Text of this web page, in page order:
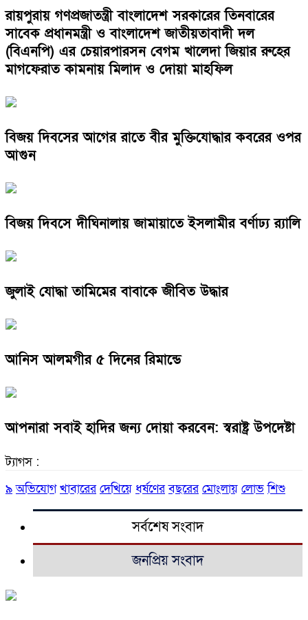
রায়পুরায় গণপ্রজাতন্ত্রী বাংলাদেশ সরকারের তিনবারের
সাবেক প্রধানমন্ত্রী ও বাংলাদেশ জাতীয়তাবাদী দল
(বিএনপি) এর চেয়ারপারসন বেগম খালেদা জিয়ার রুহের
মাগফেরাত কামনায় মিলাদ ও দোয়া মাহফিল
বিজয় দিবসের আগের রাতে বীর মুক্তিযোদ্ধার কবরের ওপর
আগুন
বিজয় দিবসে দীঘিনালায় জামায়াতে ইসলামীর বর্ণাঢ্য র‍্যালি
জুলাই যোদ্ধা তামিমের বাবাকে জীবিত উদ্ধার
আনিস আলমগীর ৫ দিনের রিমান্ডে
আপনারা সবাই হাদির জন্য দোয়া করবেন: স্বরাষ্ট্র উপদেষ্টা
ট্যাগস :
৯ অভিযোগ খাবারের দেখিয়ে ধর্ষণের বছরের মোংলায় লোভ শিশু
সর্বশেষ সংবাদ
জনপ্রিয় সংবাদ